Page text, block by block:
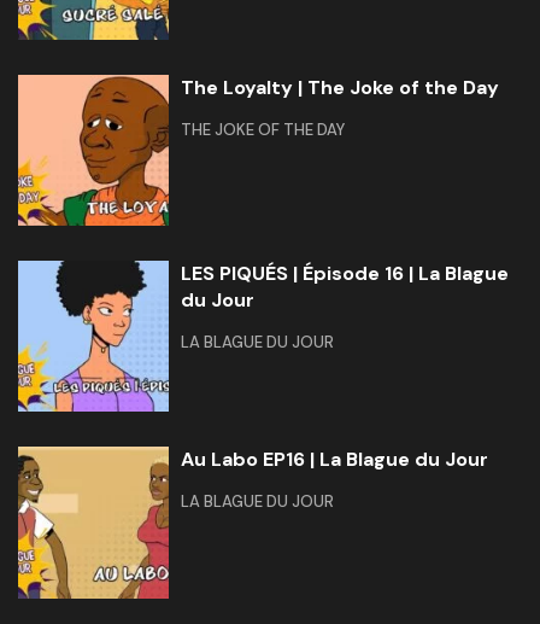
The Loyalty | The Joke of the Day
THE JOKE OF THE DAY
LES PIQUÉS | Épisode 16 | La Blague
du Jour
LA BLAGUE DU JOUR
Au Labo EP16 | La Blague du Jour
LA BLAGUE DU JOUR